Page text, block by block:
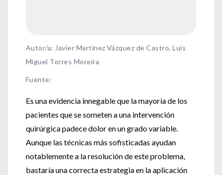
Autor/a: Javier Martínez Vázquez de Castro, Luis
Miguel Torres Moreira
Fuente:
Es una evidencia innegable que la mayoría de los
pacientes que se someten a una intervención
quirúrgica padece dolor en un grado variable.
Aunque las técnicas más sofisticadas ayudan
notablemente a la resolución de este problema,
bastaría una correcta estrategia en la aplicación